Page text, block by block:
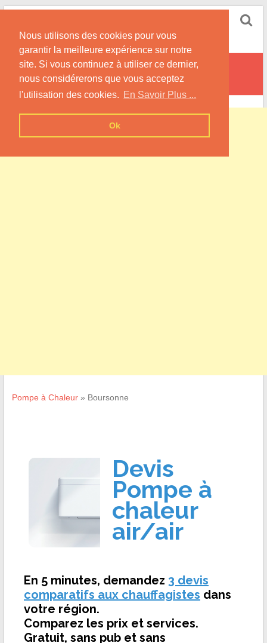
Nous utilisons des cookies pour vous
garantir la meilleure expérience sur notre
site. Si vous continuez à utiliser ce dernier,
nous considérerons que vous acceptez
l'utilisation des cookies. En Savoir Plus ...
Ok
Skip
content
Informations sur les Pompes à Chaleur
Boursonne
Pompe à Chaleur» Boursonne